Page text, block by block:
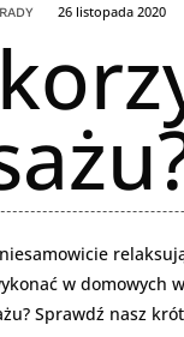
26 listopada 2020
w domowych
Sprawdź nasz